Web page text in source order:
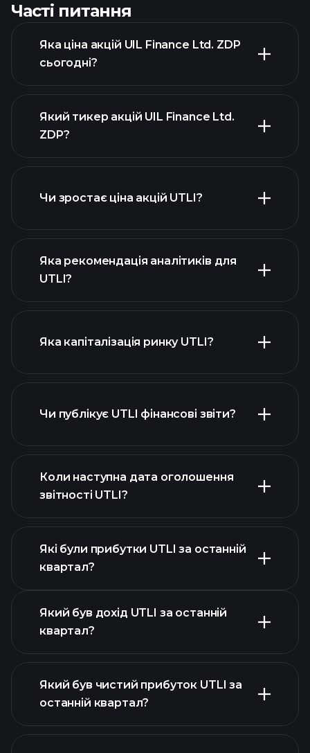
Часті питання
Яка ціна акцій UIL Finance Ltd. ZDP
сьогодні?
Який тикер акцій UIL Finance Ltd.
ZDP?
Чи зростає ціна акцій UTLI?
діаграмі UTLI
Яка рекомендація аналітиків для
UTLI?
Яка капіталізація ринку UTLI?
наш список акцій
Чи публікує UTLI фінансові звіти?
фінансовими звітами UTLI
Коли наступна дата оголошення
звітності UTLI?
Які були прибутки UTLI за останній
квартал?
прибутки
Який був дохід UTLI за останній
квартал?
фінансових звітах UTLI
Який був чистий прибуток UTLI за
останній квартал?